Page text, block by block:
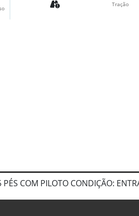
Tração
COM PILOTO CONDIÇÃO: